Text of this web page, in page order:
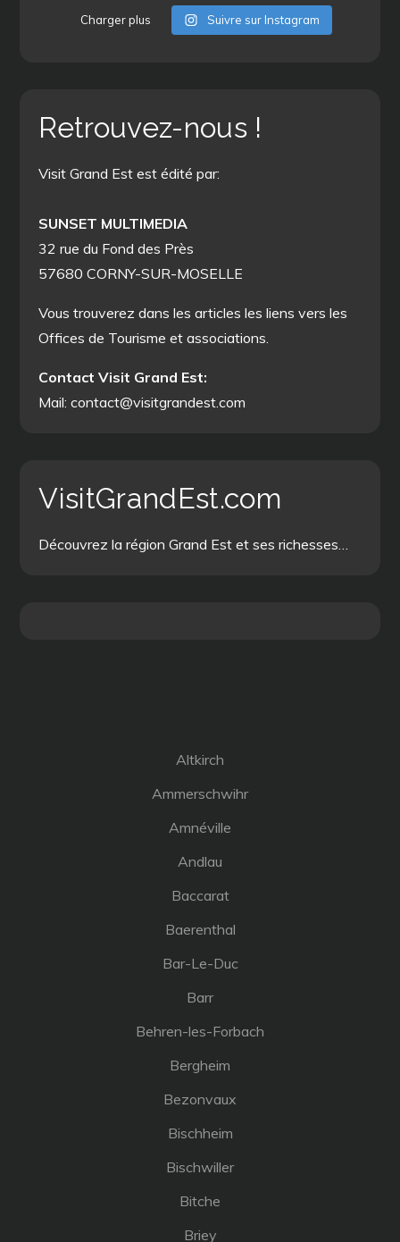
Charger plus Suivre sur Instagram
Retrouvez-nous !
Visit Grand Est est édité par:
SUNSET MULTIMEDIA
32 rue du Fond des Près
57680 CORNY-SUR-MOSELLE
Vous trouverez dans les articles les liens vers les
Offices de Tourisme et associations.
Contact Visit Grand Est:
Mail: contact@visitgrandest.com
VisitGrandEst.com
Découvrez la région Grand Est et ses richesses…
Altkirch
Ammerschwihr
Amnéville
Andlau
Baccarat
Baerenthal
Bar-Le-Duc
Barr
Behren-les-Forbach
Bergheim
Bezonvaux
Bischheim
Bischwiller
Bitche
Briey